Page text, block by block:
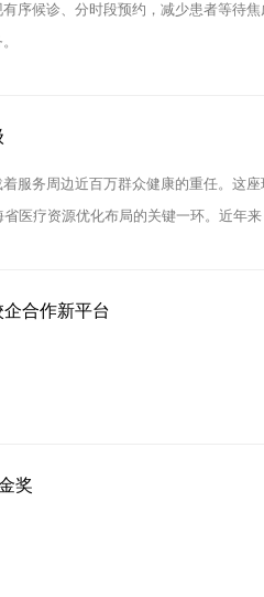
序候诊、分时段预约，减少患者等待
服务周边近百万群众健康的重任。这
医疗资源优化布局的关键一环。近年
合作新平台​
奖